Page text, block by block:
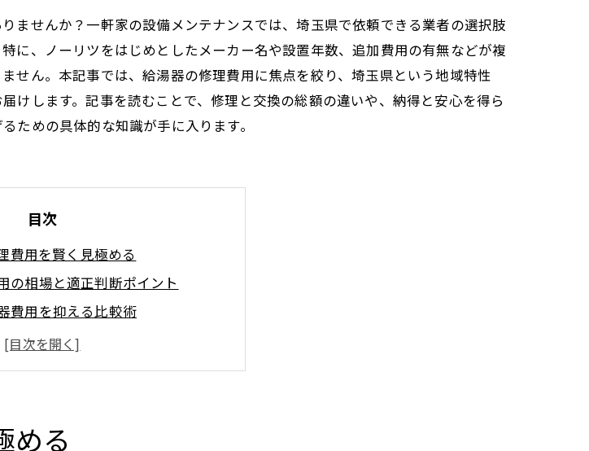
ませんか？一軒家の設備メンテナンスでは、埼玉県で依頼できる業者の選択肢
に、ノーリツをはじめとしたメーカー名や設置年数、追加費用の有無などが複
せん。本記事では、給湯器の修理費用に焦点を絞り、埼玉県という地域特性
けします。記事を読むことで、修理と交換の総額の違いや、納得と安心を得ら
ための具体的な知識が手に入ります。
目次
費用を賢く見極める
の相場と適正判断ポイント
費用を抑える比較術
額を見極めるコツとは
頼時に確認すべき費用内訳
に後悔しない判断法
める